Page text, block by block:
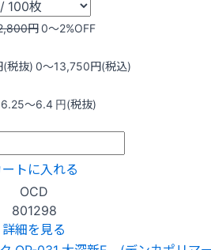
円0〜2%OFF
(税抜) 0〜13,750円(税込)
6.25〜6.4 円(税抜)
ートに入れる
OCD
801298
詳細を見る